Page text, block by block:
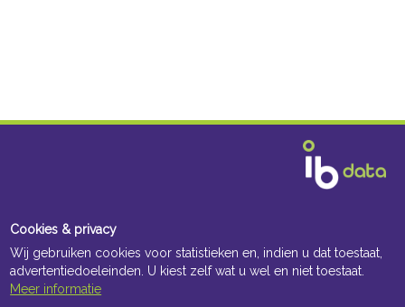
Cookies & privacy
Wij gebruiken cookies voor statistieken en, indien u dat toestaat,
advertentiedoeleinden. U kiest zelf wat u wel en niet toestaat.
Meer informatie